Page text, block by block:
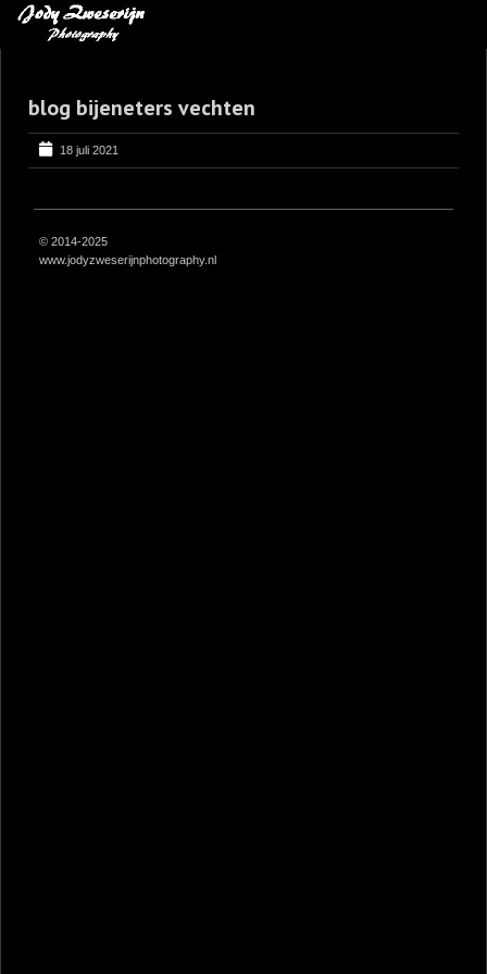
BLOG
LEREN VAN KUNST
CONTACT
blog bijeneters vechten
18 juli 2021
© 2014-2025
www.jodyzweserijnphotography.nl